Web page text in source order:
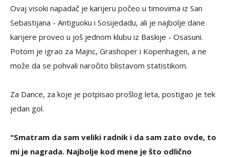
Ovaj visoki napadač je karijeru počeo u timovima iz San
Sebastijana - Antiguoku i Sosijedadu, ali je najbolje dane
karijere proveo u još jednom klubu iz Baskije - Osasuni.
Potom je igrao za Majnc, Grashoper i Kopenhagen, a ne
može da se pohvali naročito blistavom statistikom.
Za Dance, za koje je potpisao prošlog leta, postigao je tek
jedan gol.
"Smatram da sam veliki radnik i da sam zato ovde, to
mi je nagrada. Najbolje kod mene je što odlično